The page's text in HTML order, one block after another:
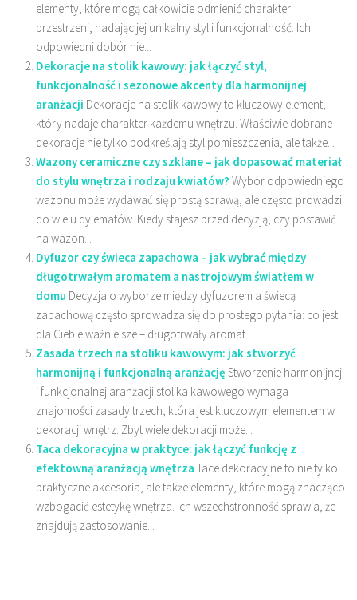
elementy, które mogą całkowicie odmienić charakter
przestrzeni, nadając jej unikalny styl i funkcjonalność. Ich
odpowiedni dobór nie...
Dekoracje na stolik kawowy: jak łączyć styl,
funkcjonalność i sezonowe akcenty dla harmonijnej
aranżacji Dekoracje na stolik kawowy to kluczowy element,
który nadaje charakter każdemu wnętrzu. Właściwie dobrane
dekoracje nie tylko podkreślają styl pomieszczenia, ale także...
Wazony ceramiczne czy szklane – jak dopasować materiał
do stylu wnętrza i rodzaju kwiatów? Wybór odpowiedniego
wazonu może wydawać się prostą sprawą, ale często prowadzi
do wielu dylematów. Kiedy stajesz przed decyzją, czy postawić
na wazon...
Dyfuzor czy świeca zapachowa – jak wybrać między
długotrwałym aromatem a nastrojowym światłem w
domu Decyzja o wyborze między dyfuzorem a świecą
zapachową często sprowadza się do prostego pytania: co jest
dla Ciebie ważniejsze – długotrwały aromat...
Zasada trzech na stoliku kawowym: jak stworzyć
harmonijną i funkcjonalną aranżację Stworzenie harmonijnej
i funkcjonalnej aranżacji stolika kawowego wymaga
znajomości zasady trzech, która jest kluczowym elementem w
dekoracji wnętrz. Zbyt wiele dekoracji może...
Taca dekoracyjna w praktyce: jak łączyć funkcję z
efektowną aranżacją wnętrza Tace dekoracyjne to nie tylko
praktyczne akcesoria, ale także elementy, które mogą znacząco
wzbogacić estetykę wnętrza. Ich wszechstronność sprawia, że
znajdują zastosowanie...